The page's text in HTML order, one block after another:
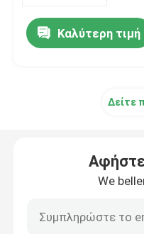
Καλύτερη τιμή
Δείτε
We